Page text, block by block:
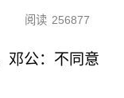
阅读 256877
邓公：不同意